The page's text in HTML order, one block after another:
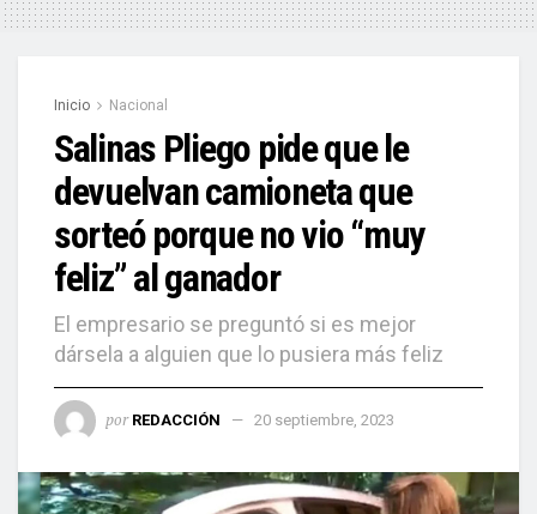
Inicio Nacional
Salinas Pliego pide que le
devuelvan camioneta que
sorteó porque no vio “muy
feliz” al ganador
El empresario se preguntó si es mejor
dársela a alguien que lo pusiera más feliz
por REDACCIÓN 20 septiembre, 2023